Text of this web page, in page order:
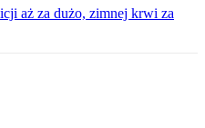
aż za dużo, zimnej krwi za